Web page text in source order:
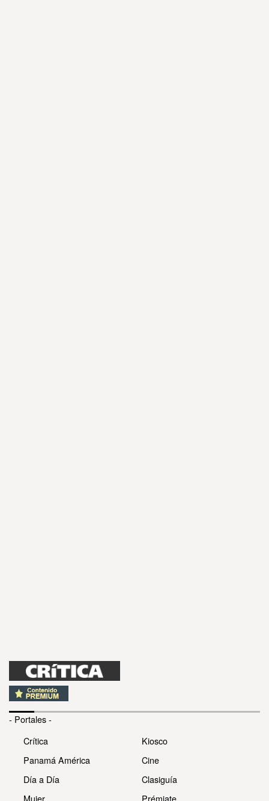
- Portales -
Crítica
Panamá América
Día a Día
Mujer
Kiosco
Cine
Clasiguía
Prémiate